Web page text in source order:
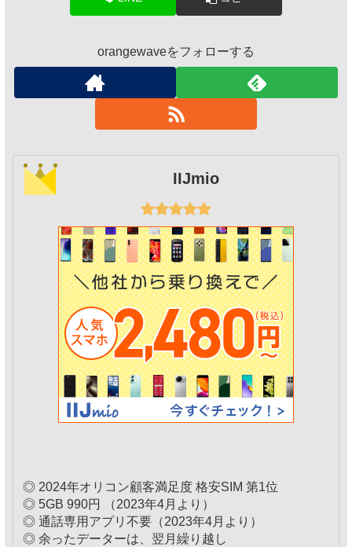
orangewaveをフォローする
IIJmio
◎ 2024年オリコン顧客満足度 格安SIM 第1位
◎ 5GB 990円 （2023年4月より）
◎ 通話専用アプリ不要（2023年4月より）
◎ 余ったデーターは、翌月繰り越し